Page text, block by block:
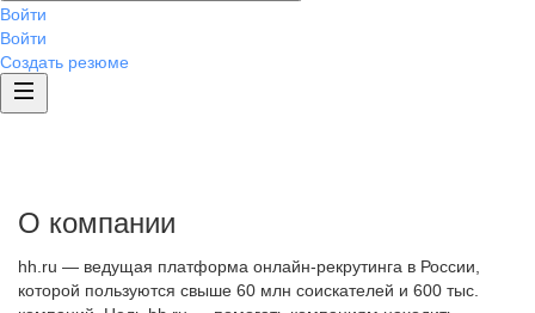
Войти
Войти
Создать резюме
О компании
hh.ru — ведущая платформа онлайн-рекрутинга в России,
которой пользуются свыше 60 млн соискателей и 600 тыс.